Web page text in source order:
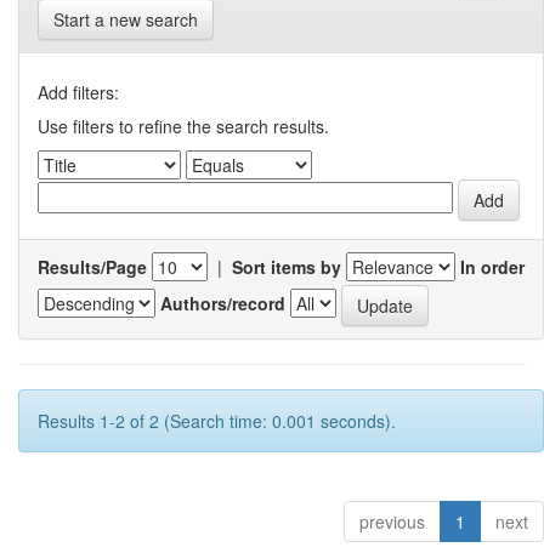
Start a new search
Add filters:
Use filters to refine the search results.
Results/Page | Sort items by
In order
Authors/record
Results 1-2 of 2 (Search time: 0.001 seconds).
previous 1 next